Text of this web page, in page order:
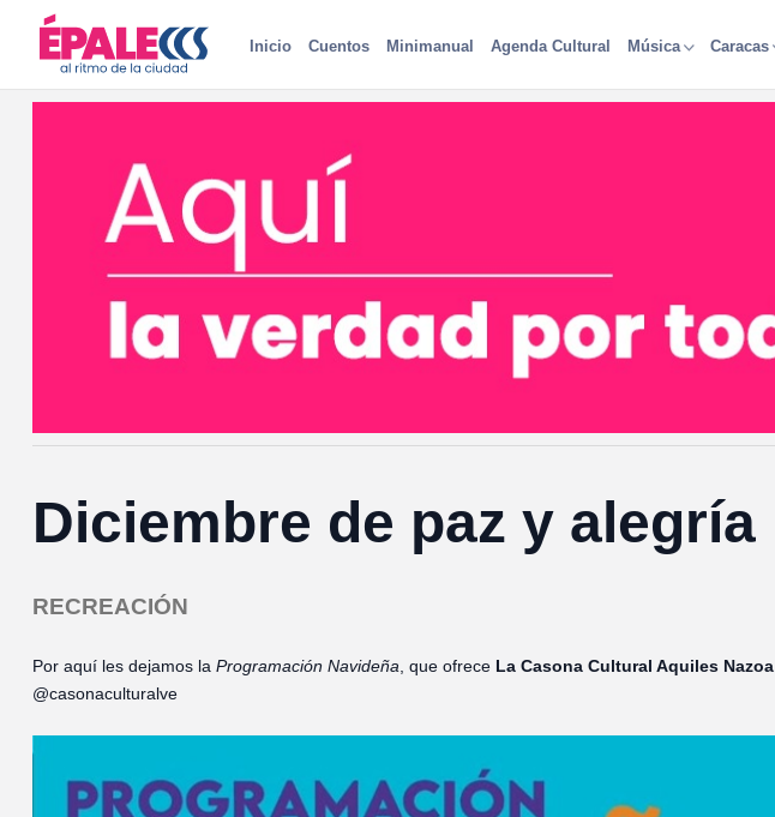
Inicio Cuentos Minimanual Agenda Cultural Música Caracas
Diciembre de paz y alegría
RECREACIÓN
Por aquí les dejamos la Programación Navideña , que ofrece La Casona Cultural Aquiles Nazoa
@casonaculturalve